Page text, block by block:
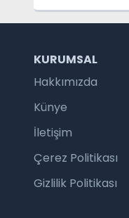
KURUMSAL
Hakkımızda
Künye
İletişim
Çerez Politikası
Gizlilik Politikası